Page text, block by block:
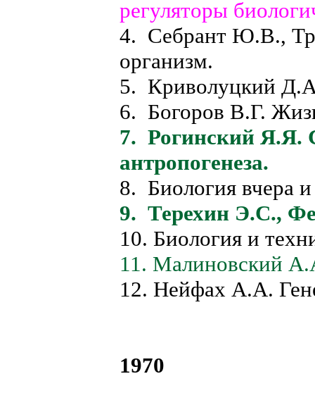
регуляторы
4. Себрант Ю.В.,
организм.
5. Криволуцкий
6. Богоров В.Г.
7. Рогинский Я.Я.
антропогенеза.
8. Биология вчера
9. Терехин Э.С.,
10. Биология и
11. Малиновский
12. Нейфах А.А.
1970